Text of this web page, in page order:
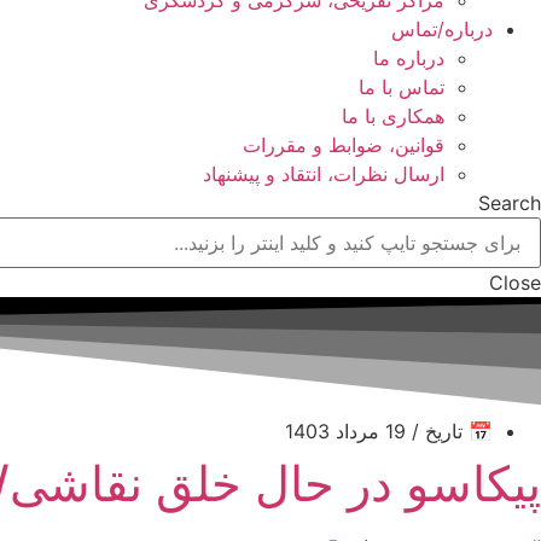
درباره/تماس
درباره ما
تماس با ما
همکاری با ما
قوانین، ضوابط و مقررات
ارسال نظرات، انتقاد و پیشنهاد
Search
Close
📅 تاریخ / 19 مرداد 1403
پیکاسو در حال خلق